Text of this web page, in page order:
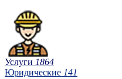
Услуги 1864
Юридические 141